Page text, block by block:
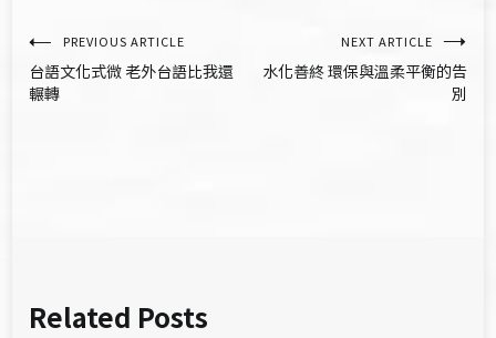
文
章
PREVIOUS ARTICLE
台語文化式微 老外台語比我還
輾轉
NEXT ARTICLE
水化善終 環保與溫柔平衡的告
別
Related Posts